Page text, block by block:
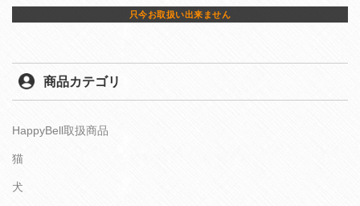
只今お取扱い出来ません
商品カテゴリ
HappyBell取扱商品
猫
犬